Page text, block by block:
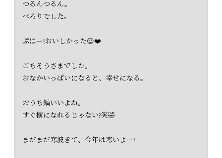
つるんつるん。
ぺろりでした。
ぷはー!おいしかった😌❤️
ごちそうさまでした。
おなかいっぱいになると、幸せになる。
おうち鍋いいよね。
すぐ横になれるじゃない?笑🤣
まだまだ寒波きて、今年は寒いよー!